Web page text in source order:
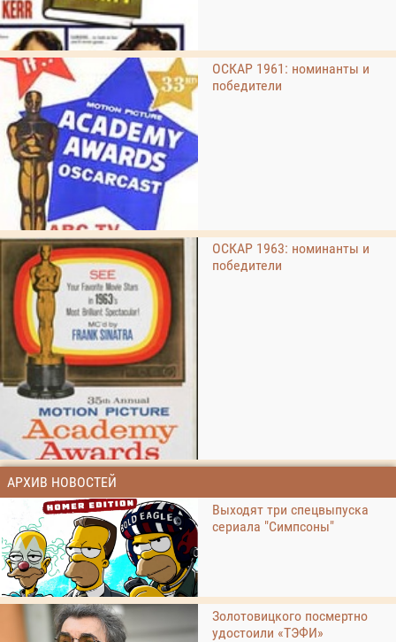
ОСКАР 1961: номинанты и
победители
ОСКАР 1963: номинанты и
победители
АРХИВ НОВОСТЕЙ
Выходят три спецвыпуска
сериала "Симпсоны"
Золотовицкого посмертно
удостоили «ТЭФИ»